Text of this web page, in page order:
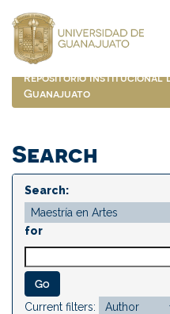
navigation
Repositorio Institucional
Guanajuato
Search
Search:
for
Current filters: